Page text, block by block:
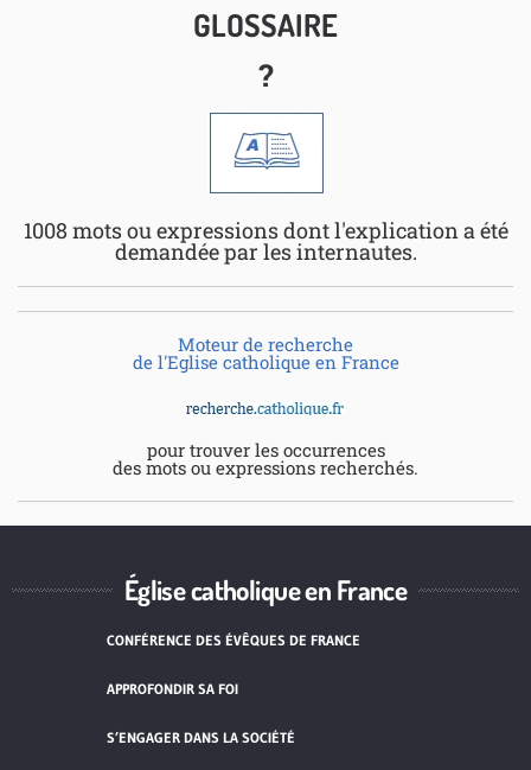
GLOSSAIRE
?
1008 mots ou expressions dont l'explication a été
demandée par les internautes.
Moteur de recherche
de l'Eglise catholique en France
pour trouver les occurrences
des mots ou expressions recherchés.
Église catholique en France
CONFÉRENCE DES ÉVÊQUES DE FRANCE
APPROFONDIR SA FOI
S’ENGAGER DANS LA SOCIÉTÉ